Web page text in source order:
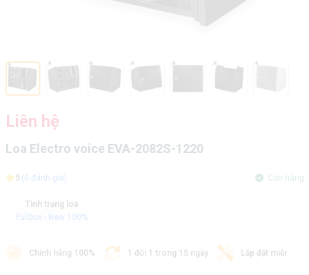
Liên hệ
Loa Electro voice EVA-2082S-1220
5 (0 đánh giá) Còn hàng
Tình trạng loa
Fullbox - New 100%
Chính hãng 100% 1 đổi 1 trong 15 ngày Lắp đặt miễn phí